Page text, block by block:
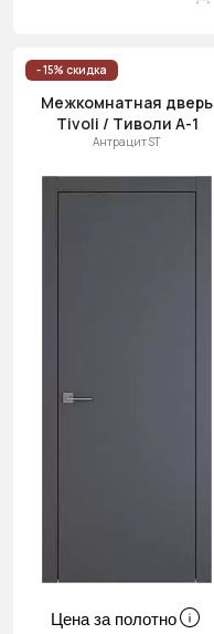
- 15% скидка
Межкомнатная дверь
Tivoli / Тиволи А-1
Антрацит ST
Цена за полотно